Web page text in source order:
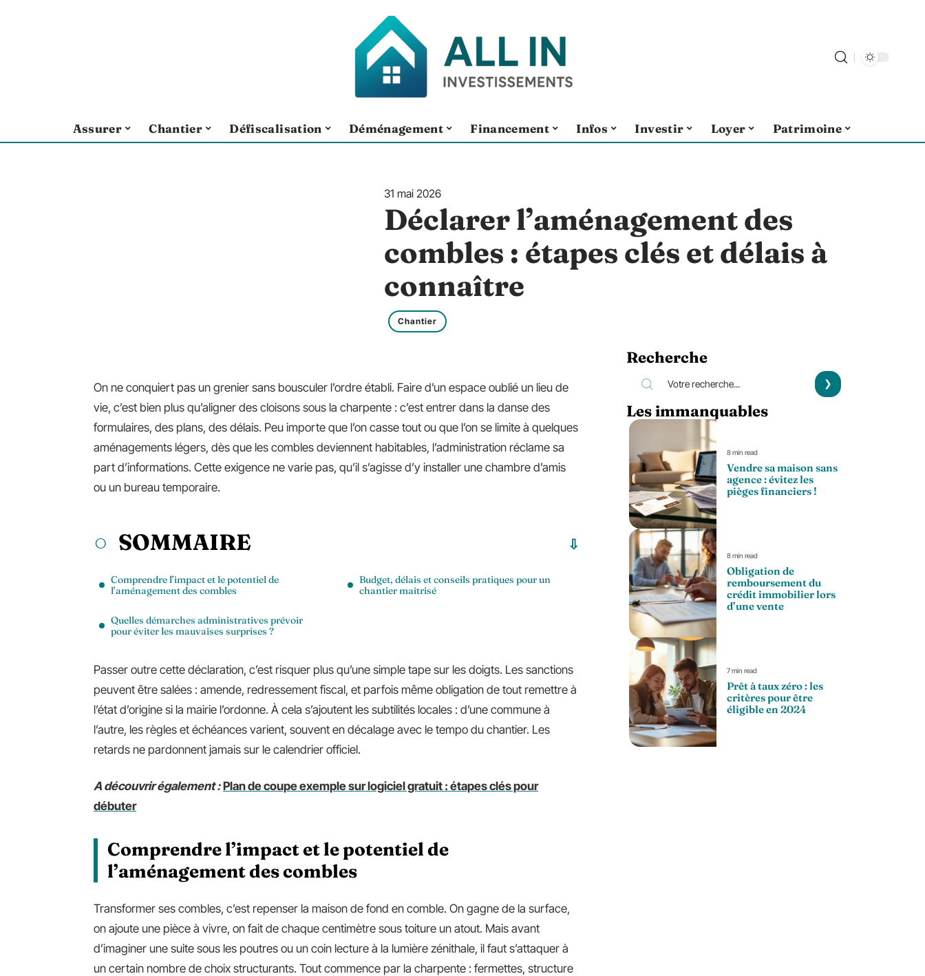
Assurer Chantier Défiscalisation Déménagement Financement Infos Investir Loyer Patrimoine
31 mai 2026
Déclarer l’aménagement des
combles : étapes clés et délais à
connaître
Chantier
On ne conquiert pas un grenier sans bousculer l’ordre établi. Faire d’un espace oublié un lieu de
vie, c’est bien plus qu’aligner des cloisons sous la charpente : c’est entrer dans la danse des
formulaires, des plans, des délais. Peu importe que l’on casse tout ou que l’on se limite à quelques
aménagements légers, dès que les combles deviennent habitables, l’administration réclame sa
part d’informations. Cette exigence ne varie pas, qu’il s’agisse d’y installer une chambre d’amis
ou un bureau temporaire.
SOMMAIRE
Comprendre l’impact et le potentiel de
l’aménagement des combles
Quelles démarches administratives prévoir
pour éviter les mauvaises surprises ?
Budget, délais et conseils pratiques pour un
chantier maîtrisé
Passer outre cette déclaration, c’est risquer plus qu’une simple tape sur les doigts. Les sanctions
peuvent être salées : amende, redressement fiscal, et parfois même obligation de tout remettre à
l’état d’origine si la mairie l’ordonne. À cela s’ajoutent les subtilités locales : d’une commune à
l’autre, les règles et échéances varient, souvent en décalage avec le tempo du chantier. Les
retards ne pardonnent jamais sur le calendrier officiel.
A découvrir également : Plan de coupe exemple sur logiciel gratuit : étapes clés pour
débuter
Comprendre l’impact et le potentiel de
l’aménagement des combles
Transformer ses combles, c’est repenser la maison de fond en comble. On gagne de la surface,
on ajoute une pièce à vivre, on fait de chaque centimètre sous toiture un atout. Mais avant
d’imaginer une suite sous les poutres ou un coin lecture à la lumière zénithale, il faut s’attaquer à
un certain nombre de choix structurants. Tout commence par la charpente : fermettes, structure
Recherche
Les immanquables
8 min read
Vendre sa maison sans
agence : évitez les
pièges financiers !
8 min read
Obligation de
remboursement du
crédit immobilier lors
d’une vente
7 min read
Prêt à taux zéro : les
critères pour être
éligible en 2024